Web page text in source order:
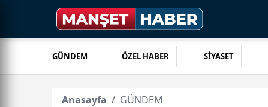
GÜNDEM ÖZEL HABER SİYASET
Anasayfa GÜNDEM